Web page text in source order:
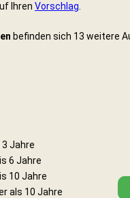
Ihren Vorschlag
befinden sich 13 weitere
3 Jahre
6 Jahre
10 Jahre
als 10 Jahre